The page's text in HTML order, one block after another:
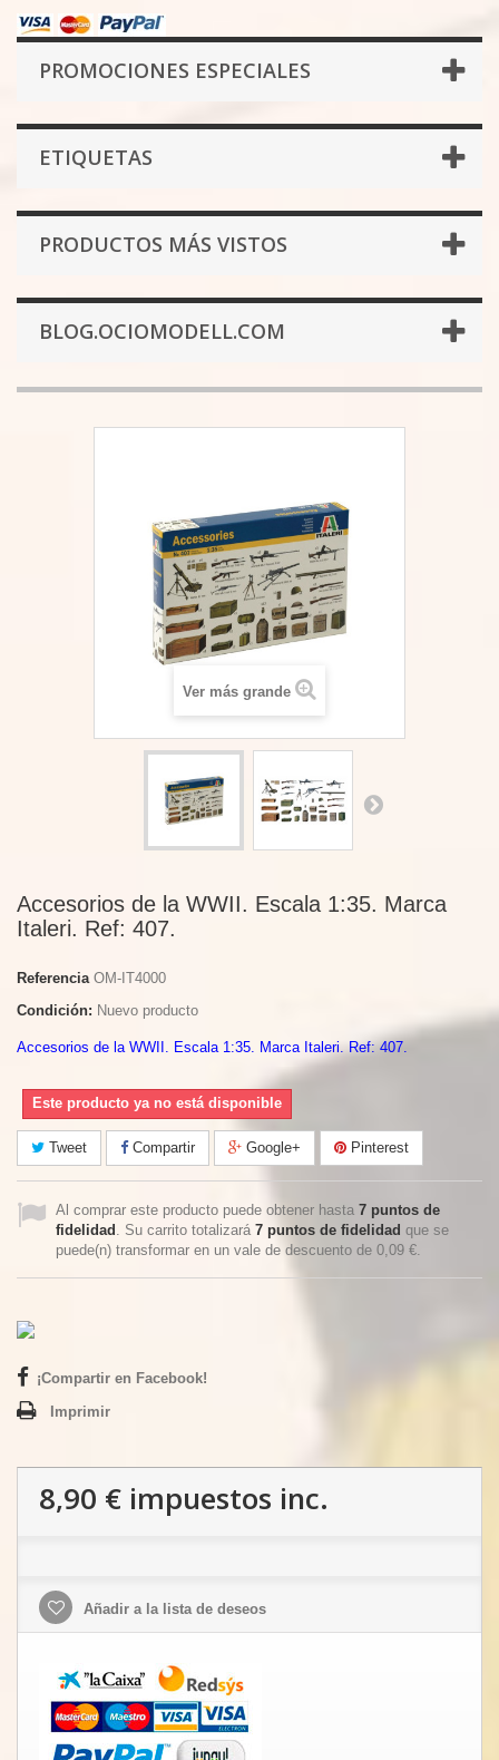
PROMOCIONES ESPECIALES
ETIQUETAS
PRODUCTOS MÁS VISTOS
BLOG.OCIOMODELL.COM
Ver más grande
Accesorios de la WWII. Escala 1:35. Marca
Italeri. Ref: 407.
Referencia OM-IT4000
Condición: Nuevo producto
Accesorios de la WWII. Escala 1:35. Marca Italeri. Ref: 407.
Este producto ya no está disponible
Tweet Compartir Google+ Pinterest
Al comprar este producto puede obtener hasta 7 puntos de
fidelidad . Su carrito totalizará 7 puntos de fidelidad que se
puede(n) transformar en un vale de descuento de 0,09 €.
¡Compartir en Facebook!
Imprimir
8,90 € impuestos inc.
Añadir a la lista de deseos